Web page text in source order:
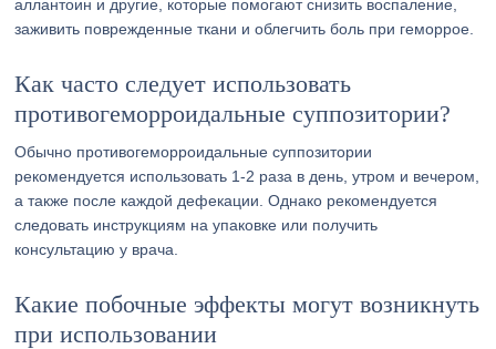
аллантоин и другие, которые помогают снизить воспаление,
заживить поврежденные ткани и облегчить боль при геморрое.
Как часто следует использовать
противогеморроидальные суппозитории?
Обычно противогеморроидальные суппозитории
рекомендуется использовать 1-2 раза в день, утром и вечером,
а также после каждой дефекации. Однако рекомендуется
следовать инструкциям на упаковке или получить
консультацию у врача.
Какие побочные эффекты могут возникнуть
при использовании